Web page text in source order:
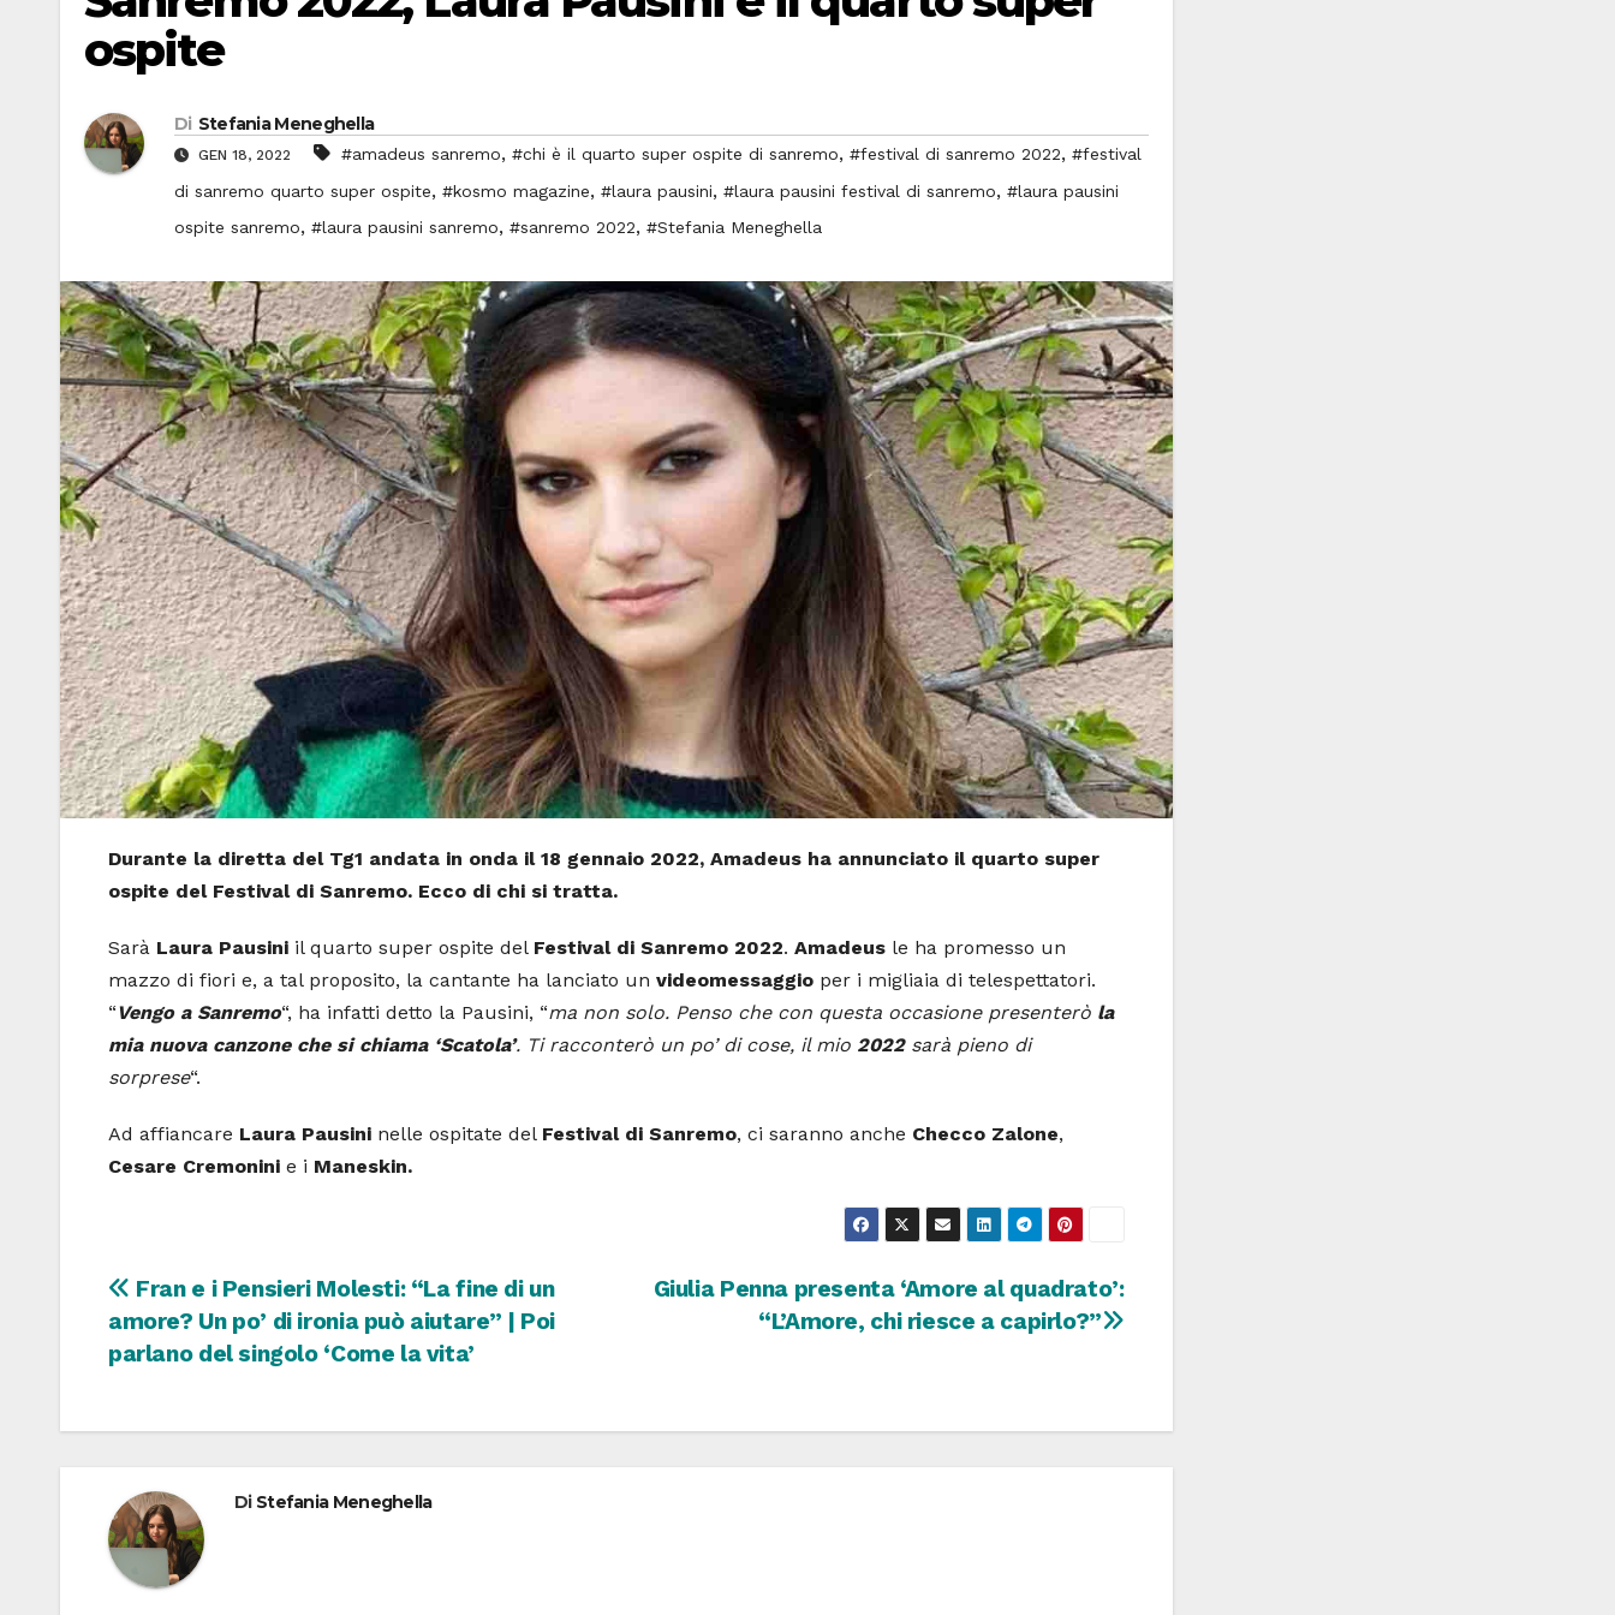
ospite
Di Stefania Meneghella
GEN 18, 2022 #amadeus sanremo, #chi è il quarto super ospite di sanremo, #festival di sanremo 2022, #festival
di sanremo quarto super ospite, #kosmo magazine, #laura pausini, #laura pausini festival di sanremo, #laura pausini
ospite sanremo, #laura pausini sanremo, #sanremo 2022, #Stefania Meneghella
Durante la diretta del Tg1 andata in onda il 18 gennaio 2022, Amadeus ha annunciato il quarto super
ospite del Festival di Sanremo. Ecco di chi si tratta.
Sarà Laura Pausini il quarto super ospite del Festival di Sanremo 2022. Amadeus le ha promesso un
mazzo di fiori e, a tal proposito, la cantante ha lanciato un videomessaggio per i migliaia di telespettatori.
“Vengo a Sanremo“, ha infatti detto la Pausini, “ma non solo. Penso che con questa occasione presenterò la
mia nuova canzone che si chiama ‘Scatola’. Ti racconterò un po’ di cose, il mio 2022sarà pieno di
sorprese“.
Ad affiancare Laura Pausini nelle ospitate del Festival di Sanremo, ci saranno anche Checco Zalone,
Cesare Cremonini e i Maneskin.
Navigazione
articoli
Giulia Penna presenta ‘Amore al quadrato’:
“L’Amore, chi riesce a capirlo?”
Fran e i Pensieri Molesti: “La fine di un
amore? Un po’ di ironia può aiutare” | Poi
parlano del singolo ‘Come la vita’
Di Stefania Meneghella